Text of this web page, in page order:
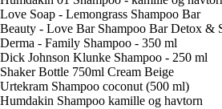
Love Soap - Lemongrass Shampoo Bar
Beauty - Love Bar Shampoo Bar Detox &
Derma - Family Shampoo - 350 ml
Dick Johnson Klunke Shampoo - 250 ml
Shaker Bottle 750ml Cream Beige
Urtekram Shampoo coconut (500 ml)
Humdakin Shampoo kamille og havtorn